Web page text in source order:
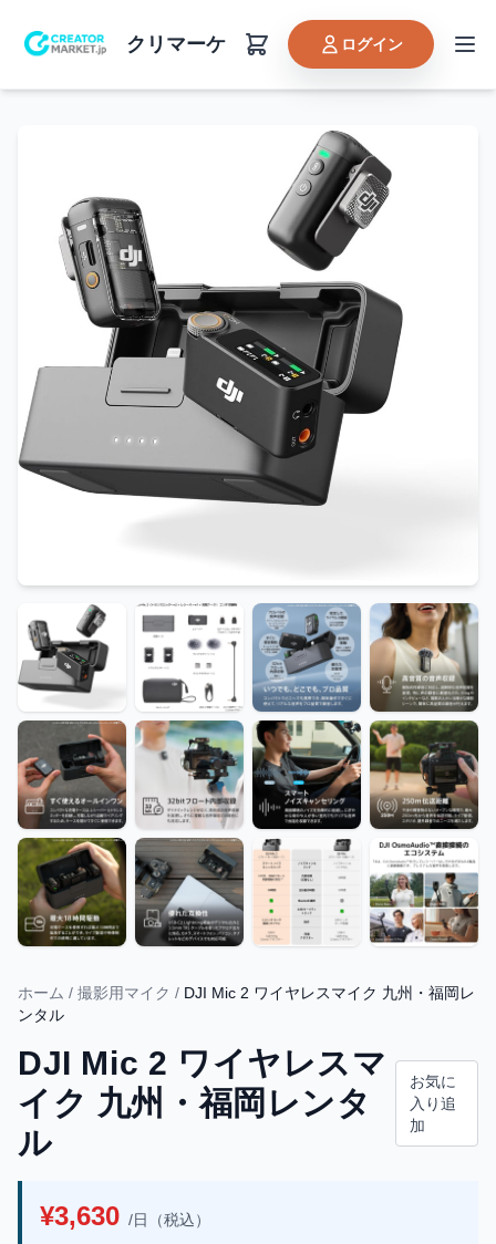
クリマーケ ログイン
ホーム / 撮影用マイク / DJI Mic 2 ワイヤレスマイク 九州・福岡レ
ンタル
DJI Mic 2 ワイヤレスマ
イク 九州・福岡レンタ
ル
お気に
入り追
加
¥3,630 /日（税込）